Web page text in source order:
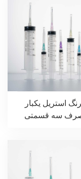
استریل یکبار
سه قسمتی